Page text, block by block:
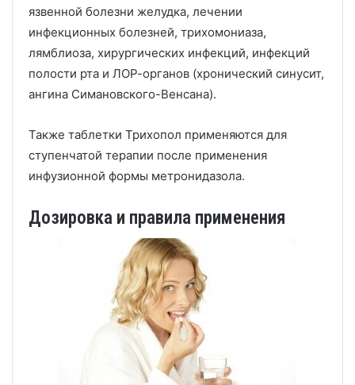
язвенной болезни желудка, лечении
инфекционных болезней, трихомониаза,
лямблиоза, хирургических инфекций, инфекций
полости рта и ЛОР-органов (хронический синусит,
ангина Симановского-Венсана).
Также таблетки Трихопол применяются для
ступенчатой терапии после применения
инфузионной формы метронидазола.
Дозировка и правила применения